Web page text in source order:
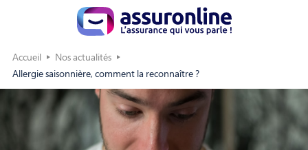
Accueil
Nos actualités
Allergie saisonnière, comment la reconnaître ?